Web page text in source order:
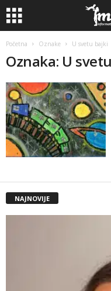
Početna Oznake U svetu bajki
Oznaka: U
NAJNOVIJE